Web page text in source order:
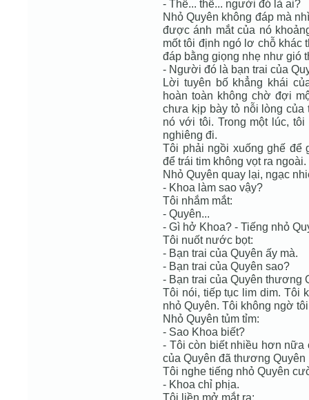
- Thế... thế... người đó là ai?
Nhỏ Quyên không đáp mà
được ánh mắt của nó
mốt tôi định ngó lơ chỗ khác
đáp bằng giọng nhẹ như gió
- Người đó là bạn trai của
Lời tuyên bố khẳng khái
hoàn toàn không chờ đợi
chưa kịp bày tỏ nỗi lòng
nó với tôi. Trong một lúc,
nghiêng đi.
Tôi phải ngồi xuống ghế để
để trái tim không vọt ra ngoài.
Nhỏ Quyên quay lại, ngạc
- Khoa làm sao vậy?
Tôi nhắm mắt:
- Quyên...
- Gì hở Khoa? - Tiếng nhỏ
Tôi nuốt nước bọt:
- Bạn trai của Quyên ấy mà.
- Bạn trai của Quyên sao?
- Bạn trai của Quyên thương
Tôi nói, tiếp tục lim dim. Tôi
nhỏ Quyên. Tôi không ngờ
Nhỏ Quyên tủm tỉm:
- Sao Khoa biết?
- Tôi còn biết nhiều hơn nữa
của Quyên đã thương
Tôi nghe tiếng nhỏ Quyên
- Khoa chỉ phịa.
Tôi liền mở mắt ra: